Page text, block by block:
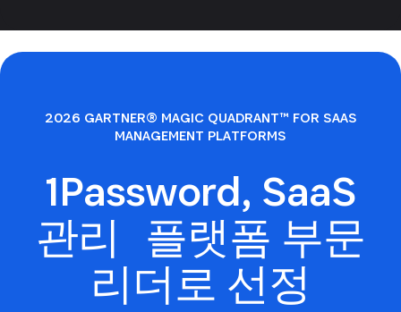
2026 GARTNER® MAGIC QUADRANT™ FOR SAAS
MANAGEMENT PLATFORMS
1Password, SaaS
관리 플랫폼 부문
리더로 선정